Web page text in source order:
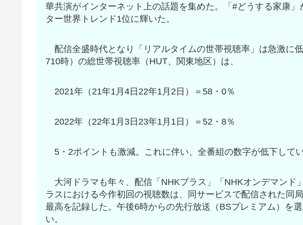
華共演がインターネット上の話題を集めた。「#どうする家康」
ター世界トレンド1位に輝いた。
配信全盛時代となり「リアルタイムの世帯視聴率」は急激に
710時）の総世帯視聴率（HUT、関東地区）は、
2021年（21年1月4日22年1月2日）＝58・0％
2022年（22年1月3日23年1月1日）＝52・8％
5・2ポイントも激減。これに伴い、全番組の数字が低下してい
大河ドラマも年々、配信「NHKプラス」「NHKオンデマンド
ラスにおける今作初回の視聴数は、同サービスで配信された同
最高を記録した。午後6時からの先行放送（BSプレミアム）を
い。